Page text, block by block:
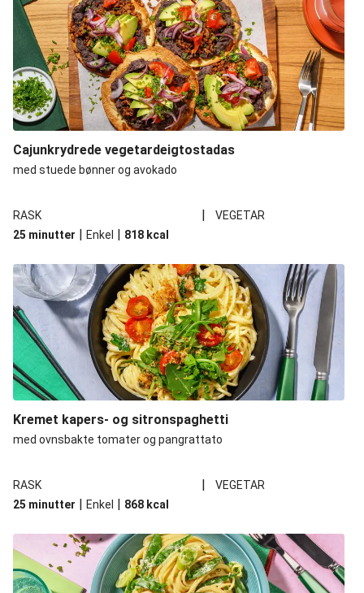
Cajunkrydrede vegetardeigtostadas
med stuede bønner og avokado
RASK |
VEGETAR
25 minutter | Enkel | 818 kcal
Kremet kapers- og sitronspaghetti
med ovnsbakte tomater og pangrattato
RASK |
VEGETAR
25 minutter | Enkel | 868 kcal